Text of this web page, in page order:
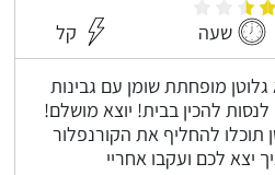
שעה קל
מופחתת שומן עם גבינות
להכין בבית! יוצא מושלם!
תוכלו להחליף את הקורנפלור
יצא לכם ועקבו אחריי